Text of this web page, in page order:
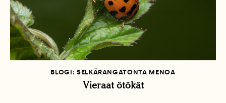
BLOGI: SELKÄRANGATONTA MENOA
Vieraat ötökät